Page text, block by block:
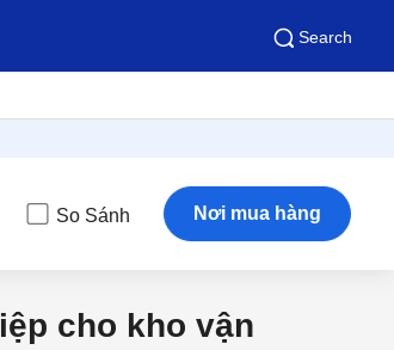
Search
So Sánh Nơi mua hàng
cho kho vận